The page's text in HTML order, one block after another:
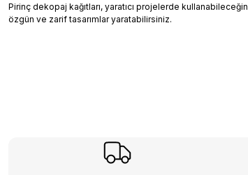
Pirinç dekopaj kağıtları, yaratıcı projelerde
özgün ve zarif tasarımlar yaratabilirsiniz.